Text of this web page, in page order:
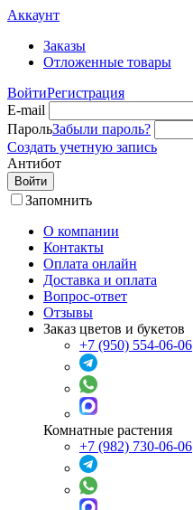
Аккаунт
Заказы
Отложенные товары
ВойтиРегистрация
E-mail
ПарольЗабыли пароль?
Создать учетную запись
Антибот
Войти
Запомнить
О компании
Контакты
Оплата онлайн
Доставка и оплата
Вопрос-ответ
Отзывы
Заказ цветов и букетов
+7 (950) 554-06-06
Комнатные растения
+7 (982) 730-06-06